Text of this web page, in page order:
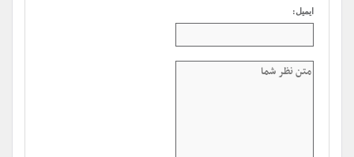
ایمیل: